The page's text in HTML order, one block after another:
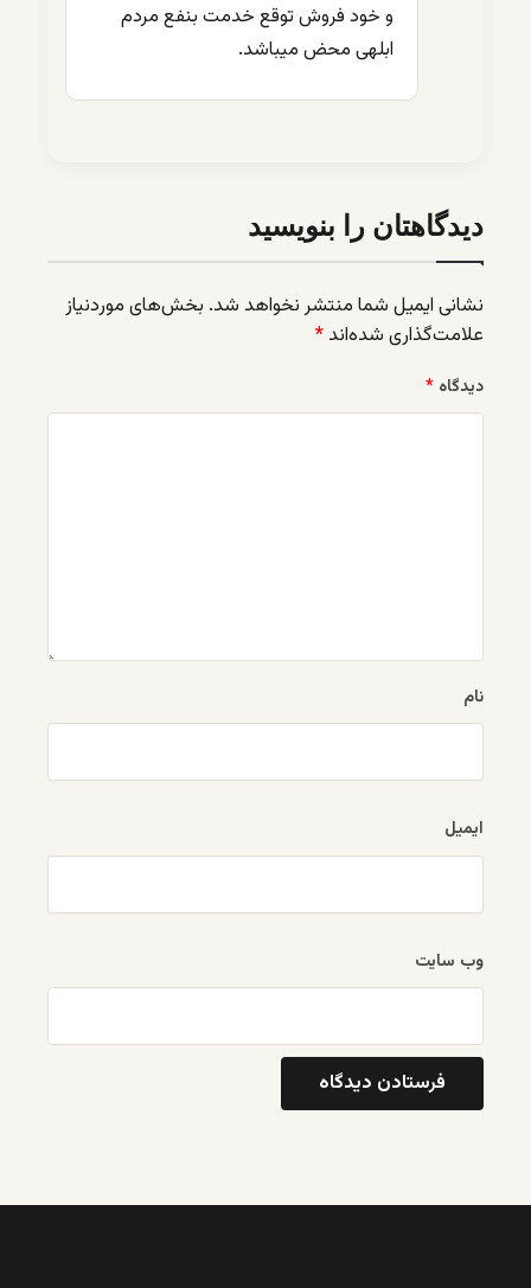
و خود فروش توقع خدمت بنفع مردم
ابلهی محض میباشد.
دیدگاهتان را بنویسید
نشانی ایمیل شما منتشر نخواهد شد. بخش‌های موردنیاز
علامت‌گذاری شده‌اند *
دیدگاه *
نام
ایمیل
وب‌ سایت